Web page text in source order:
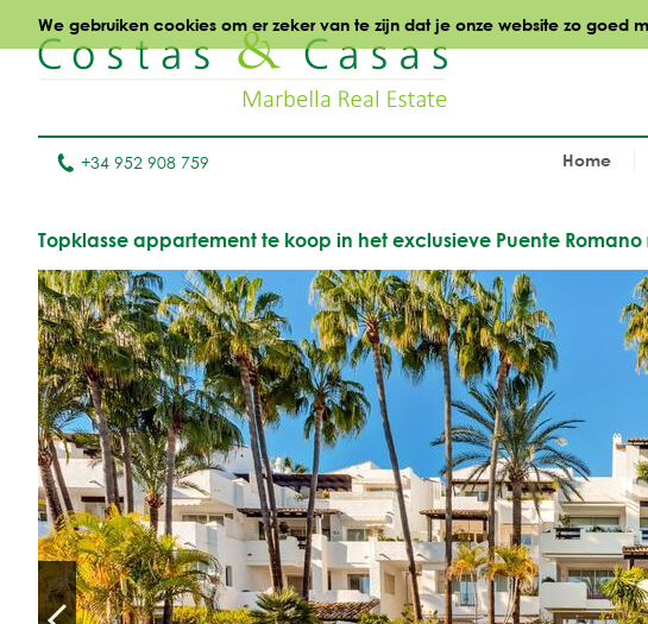
We gebruiken cookies om er zeker van te zijn dat je onze website zo
+34 952 908 759 Home
Topklasse appartement te koop in het exclusieve Puente